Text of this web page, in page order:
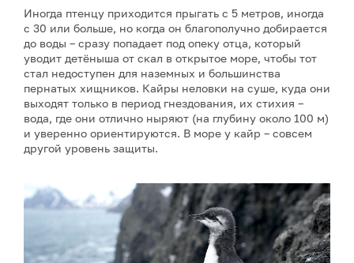
Иногда птенцу приходится прыгать с 5 метров, иногда
с 30 или больше, но когда он благополучно добирается
до воды – сразу попадает под опеку отца, который
уводит детёныша от скал в открытое море, чтобы тот
стал недоступен для наземных и большинства
пернатых хищников. Кайры неловки на суше, куда они
выходят только в период гнездования, их стихия –
вода, где они отлично ныряют (на глубину около 100 м)
и уверенно ориентируются. В море у кайр – совсем
другой уровень защиты.